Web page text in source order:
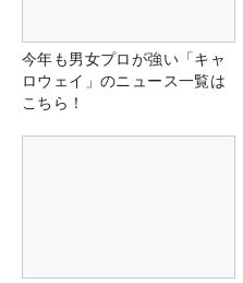
今年も男女プロが強い「キャ
ロウェイ」のニュース一覧は
こちら！